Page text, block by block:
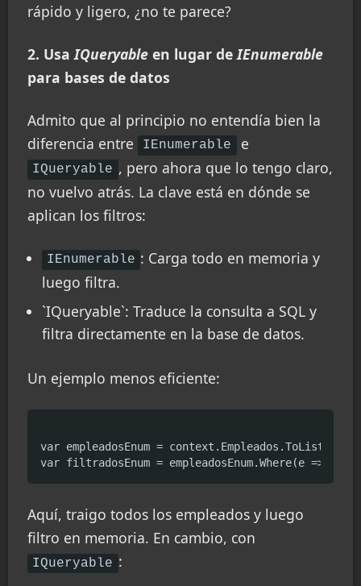
rápido y ligero, ¿no te parece?
2. UsaIQueryable en lugar deIEnumerable
para bases de datos
Admito que al principio no entendía bien la
diferencia entre
IEnumerable e
IQueryable , pero ahora que lo tengo claro,
no vuelvo atrás. La clave está en dónde se
aplican los filtros:
IEnumerable : Carga todo en memoria y
luego filtra.
`IQueryable`: Traduce la consulta a SQL y
filtra directamente en la base de datos.
Un ejemplo menos eficiente:
var empleadosEnum = context.Empleados.ToList();
Aquí, traigo todos los empleados y luego
filtro en memoria. En cambio, con
IQueryable :